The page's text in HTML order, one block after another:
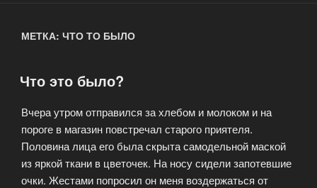
МЕТКА: ЧТО ТО БЫЛО
ОПУБЛИКОВАНО
Что это было?
Вчера утром отправился за хлебом и молоком и на
пороге в магазин повстречал старого приятеля.
Половина лица его была скрыта самодельной маской
из яркой ткани в цветочек. На носу сидели запотевшие
очки. Жестами попросил он меня воздержаться от